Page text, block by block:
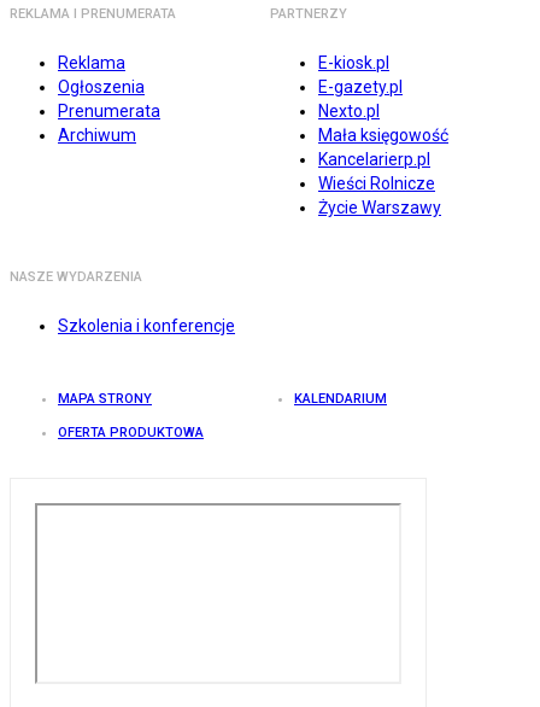
REKLAMA I PRENUMERATA
Reklama
Ogłoszenia
Prenumerata
Archiwum
PARTNERZY
E-kiosk.pl
E-gazety.pl
Nexto.pl
Mała księgowość
Kancelarierp.pl
Wieści Rolnicze
Życie Warszawy
NASZE WYDARZENIA
Szkolenia i konferencje
MAPA STRONY KALENDARIUM
OFERTA PRODUKTOWA